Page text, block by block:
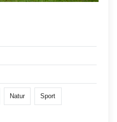
Natur Sport